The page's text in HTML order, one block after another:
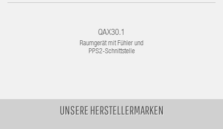
QAX30.1
Raumgerät mit Fühler und
PPS2-Schnittstelle
UNSERE HERSTELLERMARKEN